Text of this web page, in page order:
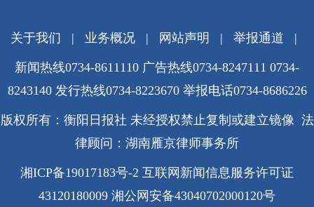
关于我们 | 业务概况| 网站声明 | 举报通道 |
新闻热线0734-8611110 广告热线0734-8247111 0734-
8243140 发行热线0734-8223670 举报电话0734-8686226
版权所有：衡阳日报社 未经授权禁止复制或建立镜像 法
律顾问：湖南雁京律师事务所
湘ICP备19017183号-2 互联网新闻信息服务许可证
43120180009 湘公网安备43040702000120号